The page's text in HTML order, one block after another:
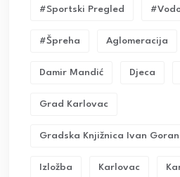
#sportski Pregled
#Špreha Aglomeracija
Damir Mandić Djeca
Grad Karlovac
Gradska Knjižnica Ivan Goran
Izložba Karlovac